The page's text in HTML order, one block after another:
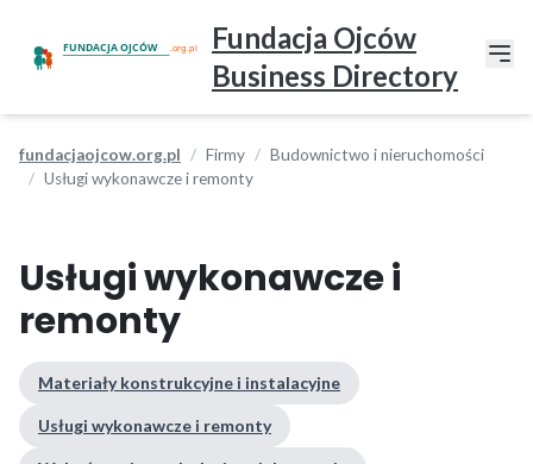
Fundacja Ojców
Business Directory
fundacjaojcow.org.pl Firmy
Budownictwo i nieruchomości
Usługi wykonawcze i remonty
Usługi wykonawcze i
remonty
Materiały konstrukcyjne i instalacyjne
Usługi wykonawcze i remonty